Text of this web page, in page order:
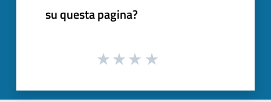
su questa pagina?